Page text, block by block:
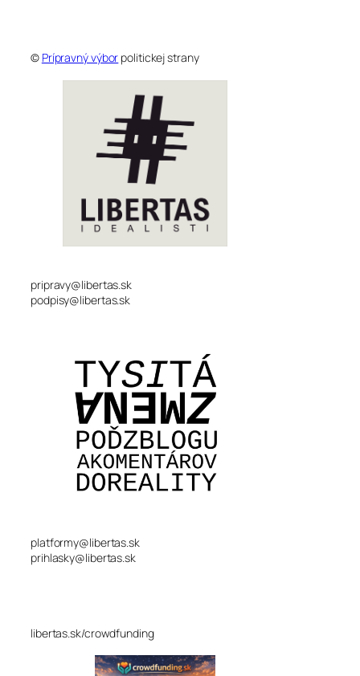
© Prípravný výbor politickej strany
pripravy@libertas.sk
podpisy@libertas.sk
platformy@libertas.sk
prihlasky@libertas.sk
libertas.sk/crowdfunding